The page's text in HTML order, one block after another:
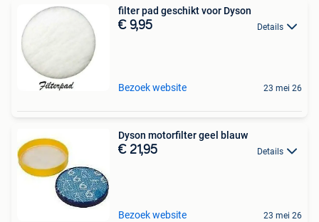
filter pad geschikt voor Dyson
€ 9,95 Details
Bezoek website 23 mei 26
Dyson motorfilter geel blauw
€ 21,95 Details
Bezoek website 23 mei 26